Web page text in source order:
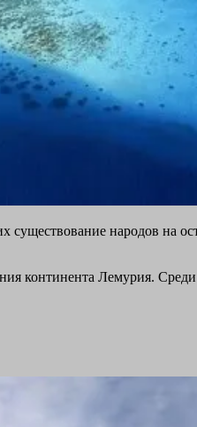
существование народов
континента Лемурия.